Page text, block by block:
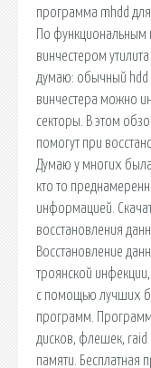
программа mhdd для
По
винчестером
думаю: обычный hdd
винчестера можно
секторы. В этом
помогут при
Думаю у многих
кто то
информацией.
восстановления
Восстановление
троянской
с помощью лучших
программ.
дисков, флешек, raid
памяти. Бесплатная